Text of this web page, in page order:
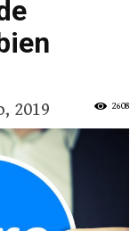
2019 2608